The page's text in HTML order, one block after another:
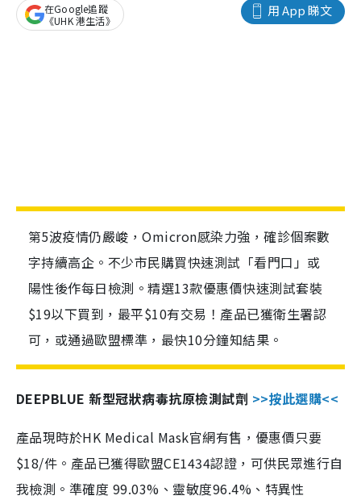
用 App 睇文
在Google追蹤
《UHK 港生活》
第5波疫情仍嚴峻，Omicron感染力強，確診個案數
字持續高企。不少市民購買快速測試「看門口」或
陽性後作每日檢測。精選13款優惠價快速測試套裝
$19以下買到，最平$10有交易！產品已獲衛生署認
可，或通過歐盟標準，最快10分鐘知結果。
DEEPBLUE 新型冠狀病毒抗原檢測試劑 >>按此選購<<
產品現時於HK Medical Mask官網有售，優惠價只要
$18/件。產品已獲得歐盟CE1434認證，可供民眾進行自
我檢測。準確度 99.03%、靈敏度96.4%、特異性